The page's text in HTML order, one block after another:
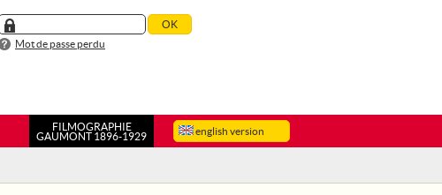
Mot de passe perdu
english version
FILMOGRAPHIE
GAUMONT 1896-1929